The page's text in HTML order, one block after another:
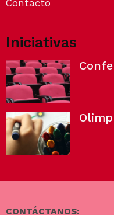
Contacto
Iniciativas
CONTÁCTANOS: